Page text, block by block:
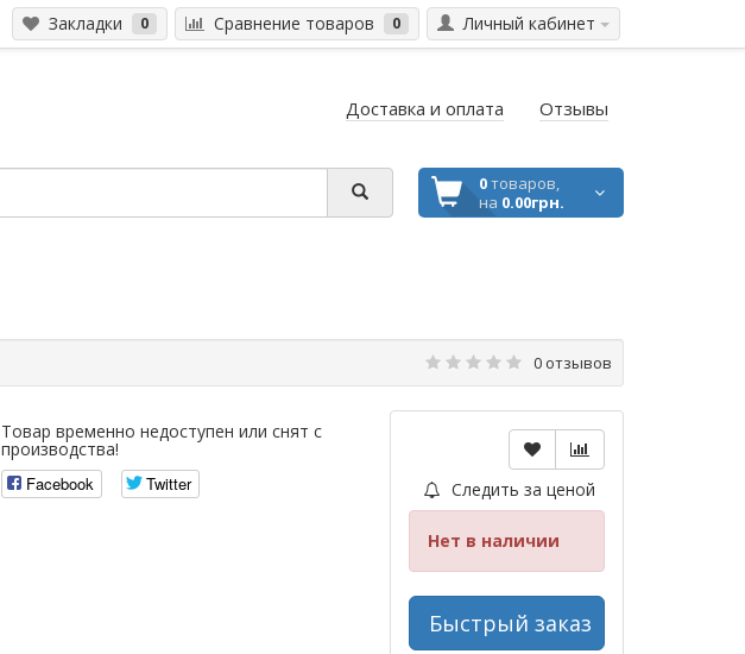
Закладки 0 Сравнение товаров 0 Личный кабинет
Доставка и оплата Отзывы
0товаров,
на 0.00грн.
0 отзывов
Товар временно недоступен или снят с
производства!
Facebook
Twitter Следить за ценой
Нет в наличии
Быстрый заказ